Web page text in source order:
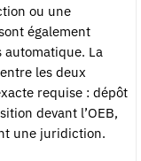
ou une
également
automatique. La
les deux
requise : dépôt
devant l’OEB,
une juridiction.